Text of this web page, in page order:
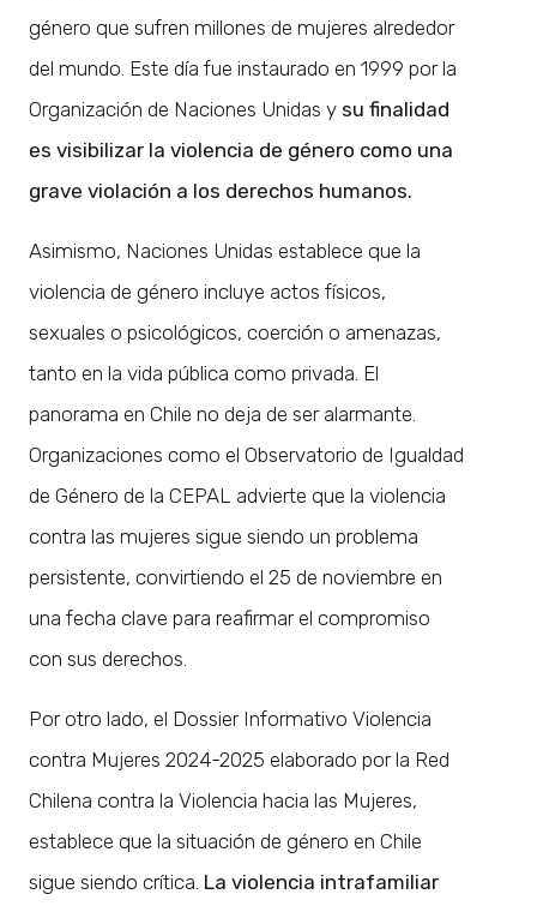
género que sufren millones de mujeres alrededor
del mundo. Este día fue instaurado en 1999 por la
Organización de Naciones Unidas y su finalidad
es visibilizar la violencia de género como una
grave violación a los derechos humanos.
Asimismo, Naciones Unidas establece que la
violencia de género incluye actos físicos,
sexuales o psicológicos, coerción o amenazas,
tanto en la vida pública como privada. El
panorama en Chile no deja de ser alarmante.
Organizaciones como el Observatorio de Igualdad
de Género de la CEPAL advierte que la violencia
contra las mujeres sigue siendo un problema
persistente, convirtiendo el 25 de noviembre en
una fecha clave para reafirmar el compromiso
con sus derechos.
Por otro lado, el Dossier Informativo Violencia
contra Mujeres 2024-2025 elaborado por la Red
Chilena contra la Violencia hacia las Mujeres,
establece que la situación de género en Chile
sigue siendo crítica. La violencia intrafamiliar